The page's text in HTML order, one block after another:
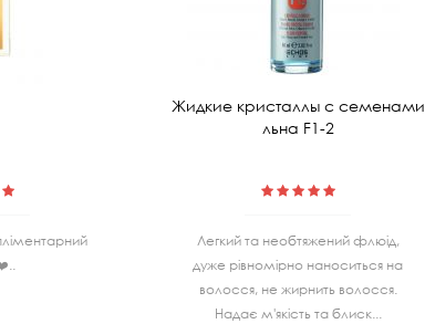
Жидкие кристаллы с семенами
льна F1-2
Легкий та необтяжений флюід,
дуже рівномірно наноситься на
волосся, не жирнить волосся.
Надає м'якість та блиск...